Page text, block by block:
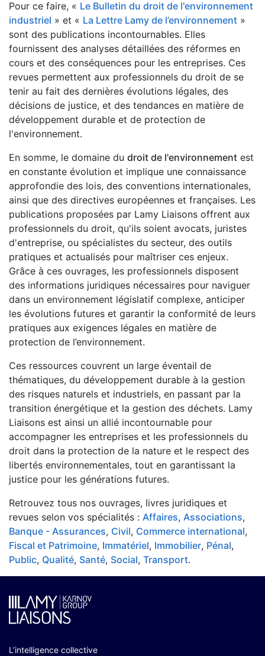
Pour ce faire, « Le Bulletin du droit de l'environnement
industriel » et « La Lettre Lamy de l’environnement »
sont des publications incontournables. Elles
fournissent des analyses détaillées des réformes en
cours et des conséquences pour les entreprises. Ces
revues permettent aux professionnels du droit de se
tenir au fait des dernières évolutions légales, des
décisions de justice, et des tendances en matière de
développement durable et de protection de
l'environnement.
En somme, le domaine du droit de l'environnement est
en constante évolution et implique une connaissance
approfondie des lois, des conventions internationales,
ainsi que des directives européennes et françaises. Les
publications proposées par Lamy Liaisons offrent aux
professionnels du droit, qu'ils soient avocats, juristes
d'entreprise, ou spécialistes du secteur, des outils
pratiques et actualisés pour maîtriser ces enjeux.
Grâce à ces ouvrages, les professionnels disposent
des informations juridiques nécessaires pour naviguer
dans un environnement législatif complexe, anticiper
les évolutions futures et garantir la conformité de leurs
pratiques aux exigences légales en matière de
protection de l’environnement.
Ces ressources couvrent un large éventail de
thématiques, du développement durable à la gestion
des risques naturels et industriels, en passant par la
transition énergétique et la gestion des déchets. Lamy
Liaisons est ainsi un allié incontournable pour
accompagner les entreprises et les professionnels du
droit dans la protection de la nature et le respect des
libertés environnementales, tout en garantissant la
justice pour les générations futures.
Retrouvez tous nos ouvrages, livres juridiques et
revues selon vos spécialités : Affaires, Associations,
Banque - Assurances, Civil, Commerce international,
Fiscal et Patrimoine, Immatériel, Immobilier, Pénal,
Public, Qualité, Santé, Social, Transport.
L’intelligence collective